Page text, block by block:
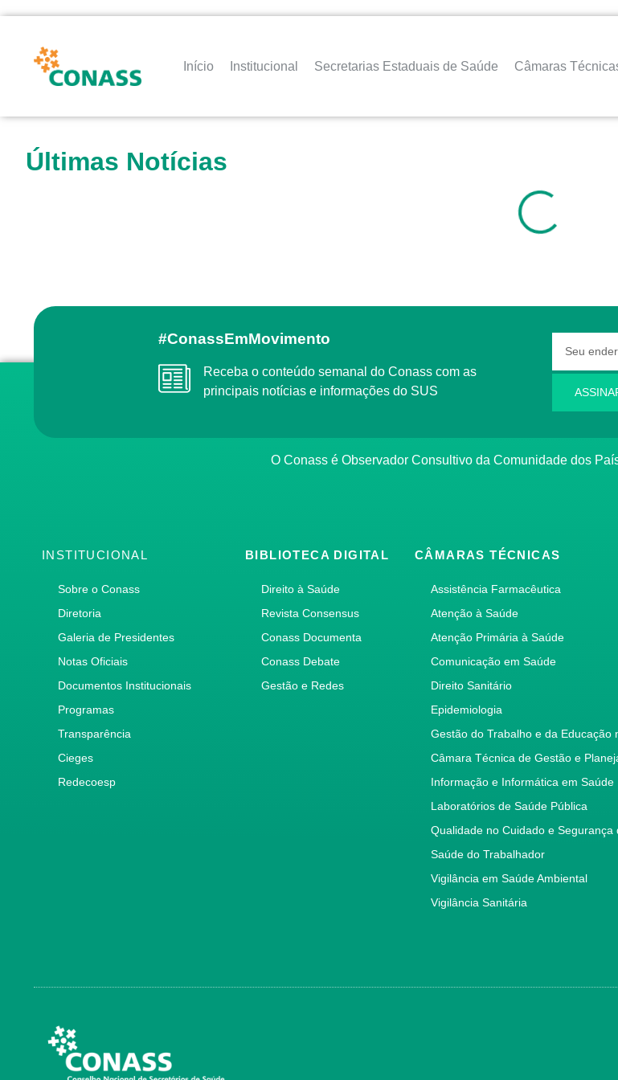
Início Institucional Secretarias Estaduais de Saúde Câmaras
Últimas Notícias
#ConassEmMovimento
Receba o conteúdo semanal do Conass com as
principais notícias e informações do SUS
O Conass é Observador Consultivo da Comunidade dos
INSTITUCIONAL
Sobre o Conass
Diretoria
Galeria de Presidentes
Notas Oficiais
Documentos Institucionais
Programas
Transparência
Cieges
Redecoesp
BIBLIOTECA DIGITAL
Direito à Saúde
Revista Consensus
Conass Documenta
Conass Debate
Gestão e Redes
CÂMARAS TÉCNICAS
Assistência Farmacêutica
Atenção à Saúde
Atenção Primária à Saúde
Comunicação em Saúde
Direito Sanitário
Epidemiologia
Gestão do Trabalho e da Educação
Câmara Técnica de Gestão e
Informação e Informática em Saúde
Laboratórios de Saúde Pública
Qualidade no Cuidado e Segurança
Saúde do Trabalhador
Vigilância em Saúde Ambiental
Vigilância Sanitária